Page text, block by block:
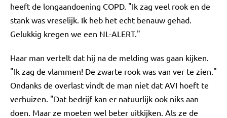
heeft de longaandoening COPD. "Ik zag veel rook en de
stank was vreselijk. Ik heb het echt benauw gehad.
Gelukkig kregen we een NL-ALERT."
Haar man vertelt dat hij na de melding was gaan kijken.
"Ik zag de vlammen! De zwarte rook was van ver te zien."
Ondanks de overlast vindt de man niet dat AVI hoeft te
verhuizen. "Dat bedrijf kan er natuurlijk ook niks aan
doen. Maar ze moeten wel beter uitkijken. Als ze de